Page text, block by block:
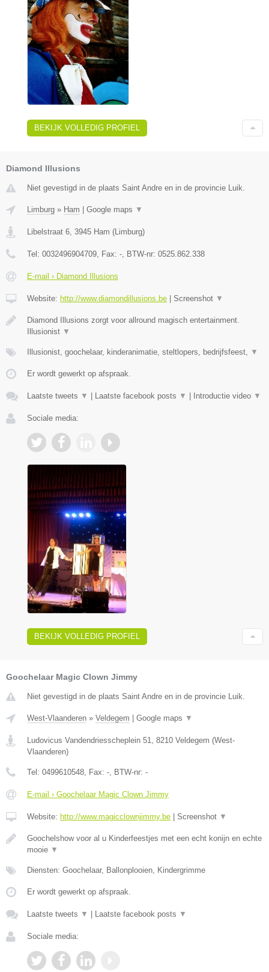
BEKIJK VOLLEDIG PROFIEL
Diamond Illusions
Niet gevestigd in de plaats Saint Andre en in de provincie Luik.
Limburg » Ham | Google maps ▼
Libelstraat 6 3945 Ham (Limburg)
Tel: 0032496904709 , Fax: - , BTW-nr: 0525.862.338
E-mail › Diamond Illusions
Website: http://www.diamondillusions.be | Screenshot ▼
Diamond Illusions zorgt voor allround magisch entertainment.
Illusionist ▼
Illusionist, goochelaar, kinderanimatie, steltlopers, bedrijfsfeest, ▼
Er wordt gewerkt op afspraak.
Laatste tweets ▼ | Laatste facebook posts ▼ | Introductie video ▼
Sociale media:
BEKIJK VOLLEDIG PROFIEL
Goochelaar Magic Clown Jimmy
Niet gevestigd in de plaats Saint Andre en in de provincie Luik.
West-Vlaanderen » Veldegem | Google maps ▼
Ludovicus Vandendriesscheplein 51 8210 Veldegem (West-
Vlaanderen)
Tel: 0499610548 , Fax: - , BTW-nr: -
E-mail › Goochelaar Magic Clown Jimmy
Website: http://www.magicclownjimmy.be | Screenshot ▼
Goochelshow voor al u Kinderfeestjes met een echt konijn en echte
mooie ▼
Diensten: Goochelaar, Ballonplooien, Kindergrimme
Er wordt gewerkt op afspraak.
Laatste tweets ▼ | Laatste facebook posts ▼
Sociale media: